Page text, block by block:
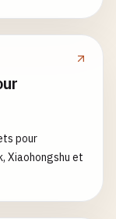
pour
Xiaohongshu et